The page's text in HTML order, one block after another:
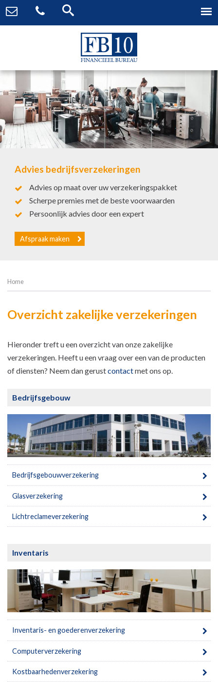
Advies bedrijfsverzekeringen
Advies op maat over uw verzekeringspakket
Scherpe premies met de beste voorwaarden
Persoonlijk advies door een expert
Afspraak maken
Home
Overzicht zakelijke verzekeringen
Hieronder treft u een overzicht van onze zakelijke
verzekeringen. Heeft u een vraag over een van de producten
of diensten? Neem dan gerustcontactmet ons op.
Bedrijfsgebouw
Bedrijfsgebouwverzekering
Glasverzekering
Lichtreclameverzekering
Inventaris
Inventaris- en goederenverzekering
Computerverzekering
Kostbaarhedenverzekering